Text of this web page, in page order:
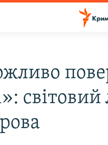
світовий